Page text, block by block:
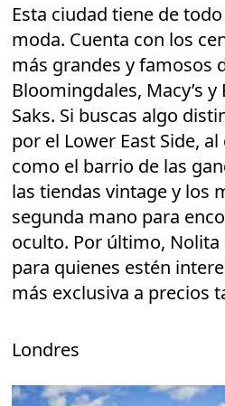
Esta ciudad tiene de
moda. Cuenta con los
más grandes y famosos
Bloomingdales, Macy’s y
Saks. Si buscas algo
por el Lower East Side,
como el barrio de las
las tiendas vintage y los
segunda mano para
oculto. Por último,
para quienes estén
más exclusiva a precios
Londres